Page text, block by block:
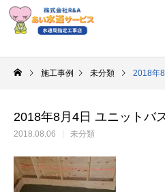
施工事例 未分類 2018年
2018年8月4日 ユニットバ
2018.08.06 未分類